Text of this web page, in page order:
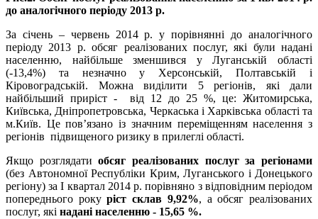
до аналогічного періоду 2013 р.
За січень – червень 2014 р. у порівнянні до аналогічного
періоду 2013 р. обсяг реалізованих послуг, які були надані
населенню, найбільше зменшився у Луганській області
(-13,4%) та незначно у Херсонській, Полтавській і
Кіровоградській. Можна виділити 5 регіонів, які дали
найбільший приріст - від 12 до 25 %, це: Житомирська,
Київська, Дніпропетровська, Черкаська і Харківська області та
м.Київ. Це пов’язано із значним переміщенням населення з
регіонів підвищеного ризику в прилеглі області.
Якщо розглядати обсяг реалізованих послуг за регіонами
(без Автономної Республіки Крим, Луганського і Донецького
регіону) за І квартал 2014 р. порівняно з відповідним періодом
попереднього рокуріст склав 9,92%, а обсяг реалізованих
послуг, які надані населенню - 15,65 %.